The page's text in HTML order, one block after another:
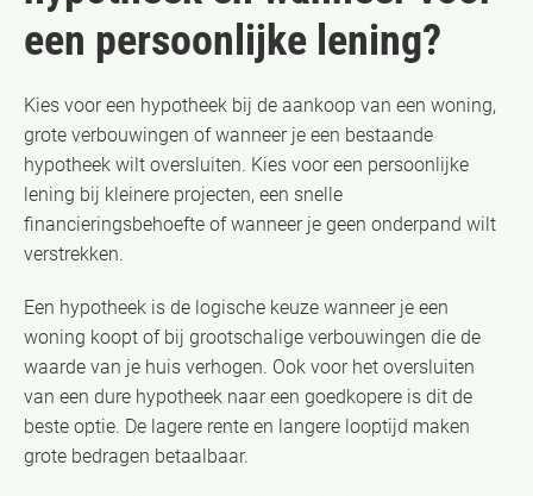
een persoonlijke lening?
Kies voor een hypotheek bij de aankoop van een woning,
grote verbouwingen of wanneer je een bestaande
hypotheek wilt oversluiten. Kies voor een persoonlijke
lening bij kleinere projecten, een snelle
financieringsbehoefte of wanneer je geen onderpand wilt
verstrekken.
Een hypotheek is de logische keuze wanneer je een
woning koopt of bij grootschalige verbouwingen die de
waarde van je huis verhogen. Ook voor het oversluiten
van een dure hypotheek naar een goedkopere is dit de
beste optie. De lagere rente en langere looptijd maken
grote bedragen betaalbaar.